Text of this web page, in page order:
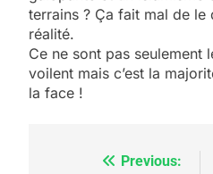
terrains ? Ça fait mal de le
réalité.
Ce ne sont pas seulement
voilent mais c’est la
la face !
NavigationPrevious:
6
MA